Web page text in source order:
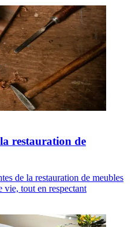
restauration de
de la restauration de meubles
vie, tout en respectant